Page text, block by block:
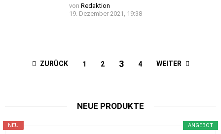
von Redaktion
19. Dezember 2021, 19:38
ZURÜCK 1 2 3 4 WEITER
NEUE PRODUKTE
ANGEBOT
NEU